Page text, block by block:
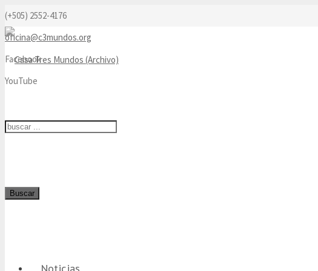
(+505) 2552-4176
oficina@c3mundos.org
Facebook
YouTube
Buscar
Noticias